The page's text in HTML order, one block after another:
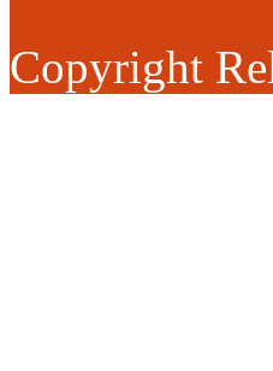
Copyright